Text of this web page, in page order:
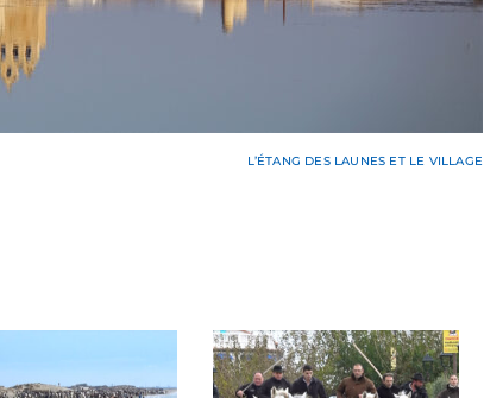
L’ÉTANG DES LAUNES ET LE VILLAGE